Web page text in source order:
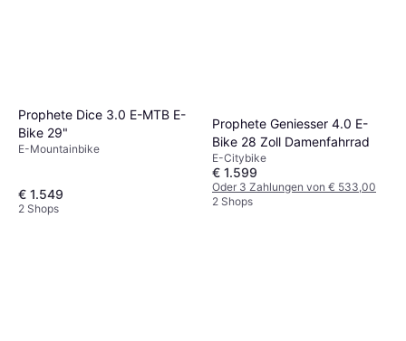
Prophete Dice 3.0 E-MTB E-
Bike 29"
E-Mountainbike
€ 1.549
2 Shops
Prophete Geniesser 4.0 E-
Bike 28 Zoll Damenfahrrad
E-Citybike
€ 1.599
Oder 3 Zahlungen von € 533,00
2 Shops